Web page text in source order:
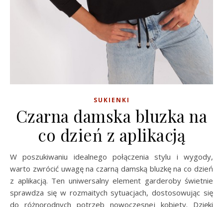
SUKIENKI
Czarna damska bluzka na
co dzień z aplikacją
W poszukiwaniu idealnego połączenia stylu i wygody,
warto zwrócić uwagę na czarną damską bluzkę na co dzień
z aplikacją. Ten uniwersalny element garderoby świetnie
sprawdza się w rozmaitych sytuacjach, dostosowując się
do różnorodnych potrzeb nowoczesnej kobiety. Dzięki